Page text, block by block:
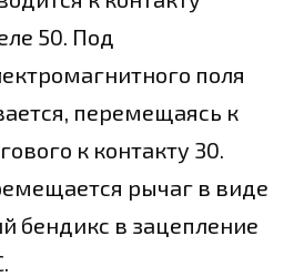
50. Под
поля
перемещаясь к
к контакту 30.
рычаг в виде
бендикс в зацепление